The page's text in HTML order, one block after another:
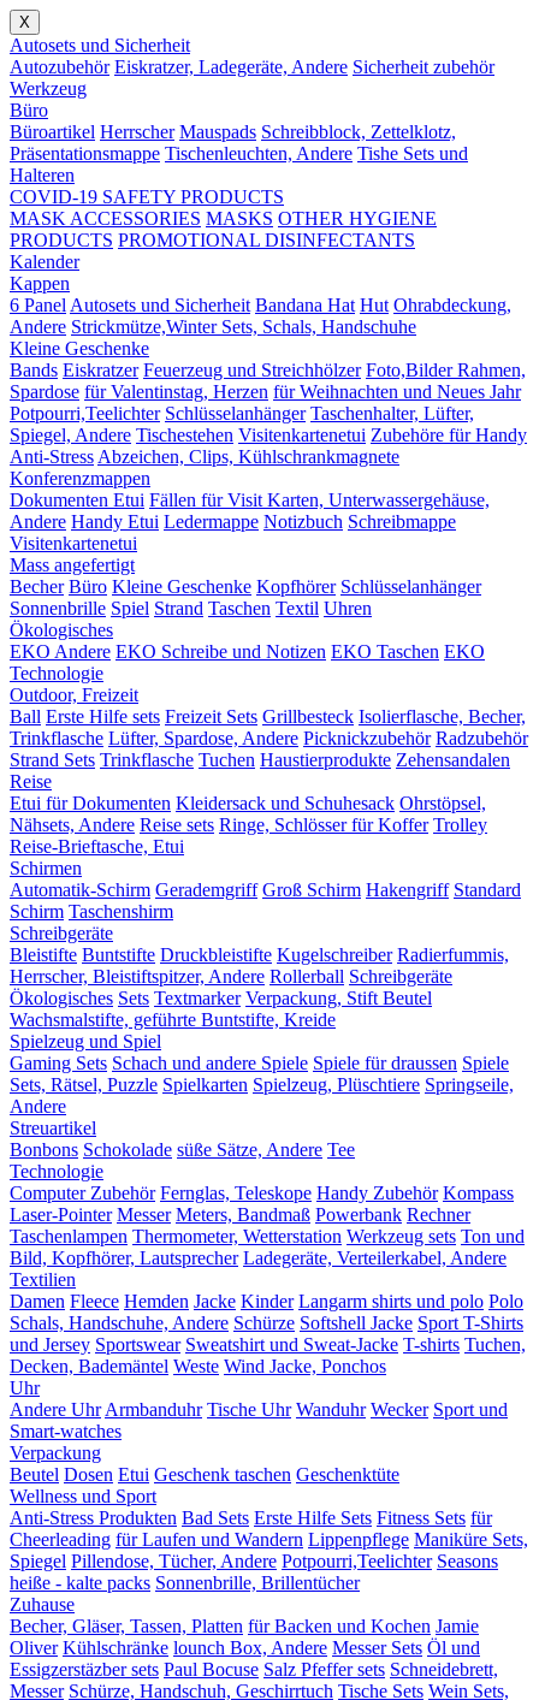
X
Autosets und Sicherheit
Autozubehör Eiskratzer, Ladegeräte, Andere Sicherheit zubehör
Werkzeug
Büro
Büroartikel Herrscher Mauspads Schreibblock, Zettelklotz,
Präsentationsmappe Tischenleuchten, Andere Tishe Sets und
Halteren
COVID-19 SAFETY PRODUCTS
MASK ACCESSORIES MASKS OTHER HYGIENE
PRODUCTS PROMOTIONAL DISINFECTANTS
Kalender
Kappen
6 Panel Autosets und Sicherheit Bandana Hat Hut Ohrabdeckung,
Andere Strickmütze,Winter Sets, Schals, Handschuhe
Kleine Geschenke
Bands Eiskratzer Feuerzeug und Streichhölzer Foto,Bilder Rahmen,
Spardose für Valentinstag, Herzen für Weihnachten und Neues Jahr
Potpourri,Teelichter Schlüsselanhänger Taschenhalter, Lüfter,
Spiegel, Andere Tischestehen Visitenkartenetui Zubehöre für Handy
Anti-Stress Abzeichen, Clips, Kühlschrankmagnete
Konferenzmappen
Dokumenten Etui Fällen für Visit Karten, Unterwassergehäuse,
Andere Handy Etui Ledermappe Notizbuch Schreibmappe
Visitenkartenetui
Mass angefertigt
Becher Büro Kleine Geschenke Kopfhörer Schlüsselanhänger
Sonnenbrille Spiel Strand Taschen Textil Uhren
Ökologisches
EKO Andere EKO Schreibe und Notizen EKO Taschen EKO
Technologie
Outdoor, Freizeit
Ball Erste Hilfe sets Freizeit Sets Grillbesteck Isolierflasche, Becher,
Trinkflasche Lüfter, Spardose, Andere Picknickzubehör Radzubehör
Strand Sets Trinkflasche Tuchen Haustierprodukte Zehensandalen
Reise
Etui für Dokumenten Kleidersack und Schuhesack Ohrstöpsel,
Nähsets, Andere Reise sets Ringe, Schlösser für Koffer Trolley
Reise-Brieftasche, Etui
Schirmen
Automatik-Schirm Gerademgriff Groß Schirm Hakengriff Standard
Schirm Taschenshirm
Schreibgeräte
Bleistifte Buntstifte Druckbleistifte Kugelschreiber Radierfummis,
Herrscher, Bleistiftspitzer, Andere Rollerball Schreibgeräte
Ökologisches Sets Textmarker Verpackung, Stift Beutel
Wachsmalstifte, geführte Buntstifte, Kreide
Spielzeug und Spiel
Gaming Sets Schach und andere Spiele Spiele für draussen Spiele
Sets, Rätsel, Puzzle Spielkarten Spielzeug, Plüschtiere Springseile,
Andere
Streuartikel
Bonbons Schokolade süße Sätze, Andere Tee
Technologie
Computer Zubehör Fernglas, Teleskope Handy Zubehör Kompass
Laser-Pointer Messer Meters, Bandmaß Powerbank Rechner
Taschenlampen Thermometer, Wetterstation Werkzeug sets Ton und
Bild, Kopfhörer, Lautsprecher Ladegeräte, Verteilerkabel, Andere
Textilien
Damen Fleece Hemden Jacke Kinder Langarm shirts und polo Polo
Schals, Handschuhe, Andere Schürze Softshell Jacke Sport T-Shirts
und Jersey Sportswear Sweatshirt und Sweat-Jacke T-shirts Tuchen,
Decken, Bademäntel Weste Wind Jacke, Ponchos
Uhr
Andere Uhr Armbanduhr Tische Uhr Wanduhr Wecker Sport und
Smart-watches
Verpackung
Beutel Dosen Etui Geschenk taschen Geschenktüte
Wellness und Sport
Anti-Stress Produkten Bad Sets Erste Hilfe Sets Fitness Sets für
Cheerleading für Laufen und Wandern Lippenpflege Maniküre Sets,
Spiegel Pillendose, Tücher, Andere Potpourri,Teelichter Seasons
heiße - kalte packs Sonnenbrille, Brillentücher
Zuhause
Becher, Gläser, Tassen, Platten für Backen und Kochen Jamie
Oliver Kühlschränke lounch Box, Andere Messer Sets Öl und
Essigzerstäzber sets Paul Bocuse Salz Pfeffer sets Schneidebrett,
Messer Schürze, Handschuh, Geschirrtuch Tische Sets Wein Sets,